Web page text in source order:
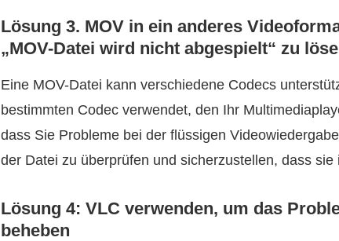
Lösung 3. MOV in ein anderes
„MOV-Datei wird nicht abgespielt“ zu
Eine MOV-Datei kann verschiedene Codecs
bestimmten Codec verwendet, den Ihr
dass Sie Probleme bei der flüssigen
der Datei zu überprüfen und sicherzustellen, dass
Lösung 4: VLC verwenden, um das
beheben